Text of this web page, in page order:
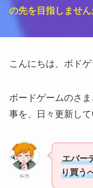
の先を目指しません
こんにちは、ボド
ボードゲームのさ
事を、日々更新して
ルカ
エバー
り買う